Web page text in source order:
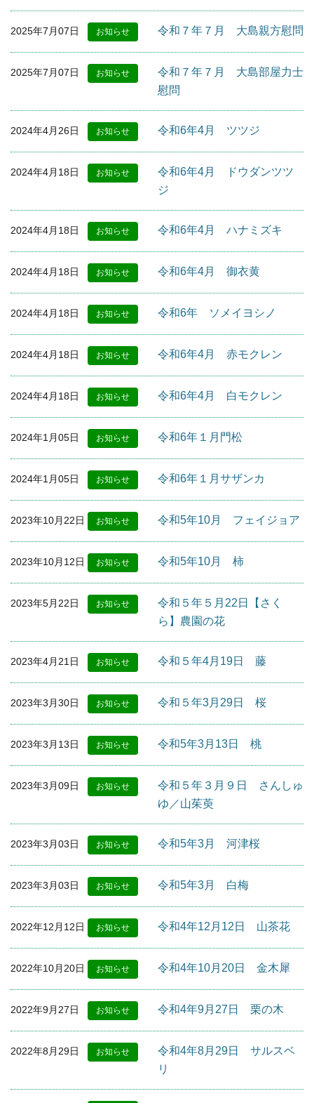
2025年7月07日 お知らせ 令和７年７月 大島親方慰問
2025年7月07日 お知らせ
令和７年７月 大島部屋力士
慰問
2024年4月26日 お知らせ 令和6年4月 ツツジ
2024年4月18日 お知らせ
令和6年4月 ドウダンツツ
ジ
2024年4月18日 お知らせ 令和6年4月 ハナミズキ
2024年4月18日 お知らせ 令和6年4月 御衣黄
2024年4月18日 お知らせ 令和6年 ソメイヨシノ
2024年4月18日 お知らせ 令和6年4月 赤モクレン
2024年4月18日 お知らせ 令和6年4月 白モクレン
2024年1月05日 お知らせ 令和6年１月門松
2024年1月05日 お知らせ 令和6年１月サザンカ
2023年10月22日 お知らせ 令和5年10月 フェイジョア
2023年10月12日 お知らせ 令和5年10月 柿
2023年5月22日 お知らせ
令和５年５月22日【さく
ら】農園の花
2023年4月21日 お知らせ 令和５年4月19日 藤
2023年3月30日 お知らせ 令和５年3月29日 桜
2023年3月13日 お知らせ 令和5年3月13日 桃
2023年3月09日 お知らせ
令和５年３月９日 さんしゅ
ゆ／山茱萸
2023年3月03日 お知らせ 令和5年3月 河津桜
2023年3月03日 お知らせ 令和5年3月 白梅
2022年12月12日 お知らせ 令和4年12月12日 山茶花
2022年10月20日 お知らせ 令和4年10月20日 金木犀
2022年9月27日 お知らせ 令和4年9月27日 栗の木
2022年8月29日 お知らせ
令和4年8月29日 サルスベ
リ